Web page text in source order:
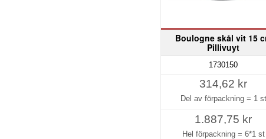
Boulogne skål vit 15
Pillivuyt
1730150
314,62 kr
Del av förpackning = 1 st
1.887,75 kr
Hel förpackning = 6*1 st